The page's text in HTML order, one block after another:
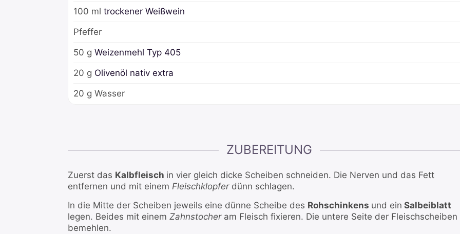
100 ml trockener Weißwein
Pfeffer
50 g Weizenmehl Typ 405
20 g Olivenöl nativ extra
20 g Wasser
ZUBEREITUNG
Zuerst das Kalbfleisch in vier gleich dicke Scheiben schneiden. Die Nerven und das Fett
entfernen und mit einem Fleischklopfer dünn schlagen.
In die Mitte der Scheiben jeweils eine dünne Scheibe des Rohschinkens und ein Salbeiblatt
legen. Beides mit einem Zahnstocher am Fleisch fixieren. Die untere Seite der Fleischscheiben
bemehlen.